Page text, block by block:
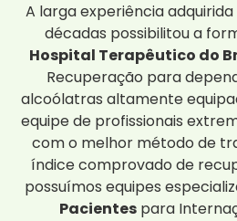
A larga experiência
décadas possibilitou a
Hospital Terapêutico do
Recuperação para
alcoólatras altamente
equipe de profissionais
com o melhor método de
índice comprovado de
possuímos equipes
Pacientes para